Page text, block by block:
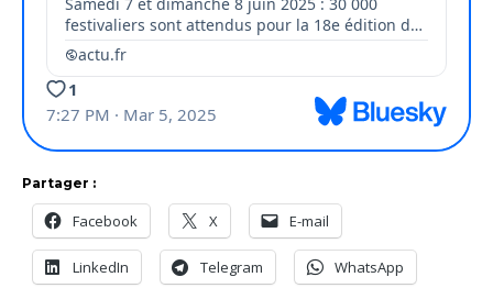
Partager :
Facebook X E-mail
LinkedIn Telegram WhatsApp